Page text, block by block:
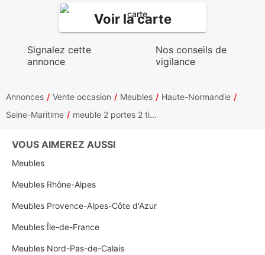
Voir la carte
Signalez cette
annonce
Nos conseils de
vigilance
Annonces Vente occasion Meubles
Haute-Normandie
Seine-Maritime
meuble 2 portes 2 ti...
VOUS AIMEREZ AUSSI
Meubles
Meubles Rhône-Alpes
Meubles Provence-Alpes-Côte d'Azur
Meubles Île-de-France
Meubles Nord-Pas-de-Calais